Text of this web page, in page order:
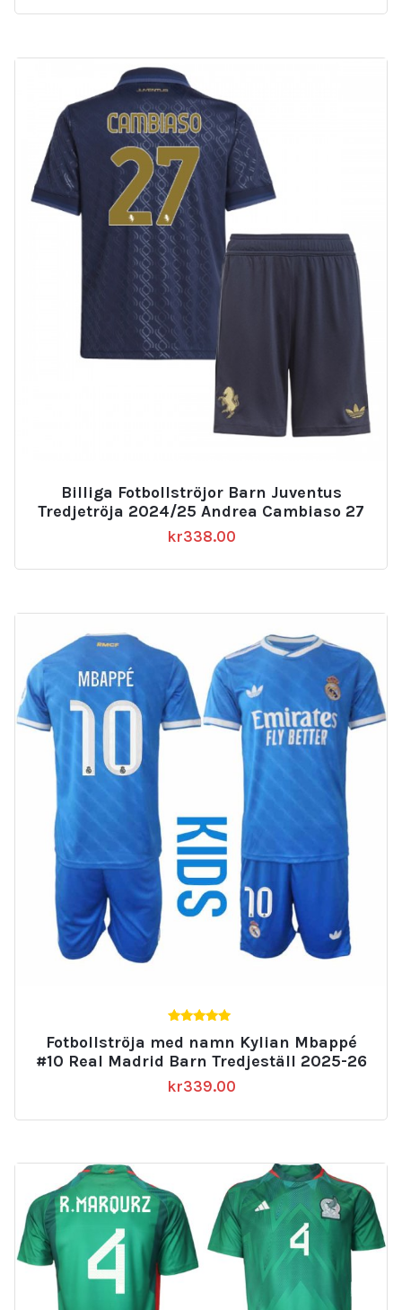
Billiga Fotbollströjor Barn Juventus
Tredjetröja 2024/25 Andrea Cambiaso 27
kr338.00
av 5
Fotbollströja med namn Kylian Mbappé
#10 Real Madrid Barn Tredjeställ 2025-26
kr339.00